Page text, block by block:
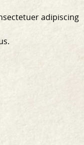
adipiscing